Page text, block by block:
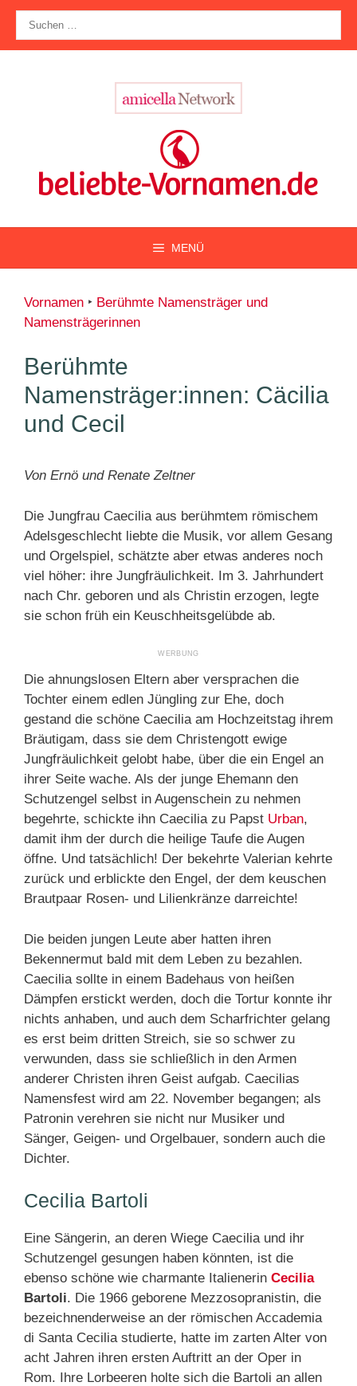
Zum
Inhalt
springen
nach:
MENÜ
Vornamen ‣ Berühmte Namensträger und
Namensträgerinnen
Berühmte
Namensträger:innen: Cäcilia
und Cecil
Von Ernö und Renate Zeltner
Die Jungfrau Caecilia aus berühmtem römischem
Adelsgeschlecht liebte die Musik, vor allem Gesang
und Orgelspiel, schätzte aber etwas anderes noch
viel höher: ihre Jungfräulichkeit. Im 3. Jahrhundert
nach Chr. geboren und als Christin erzogen, legte
sie schon früh ein Keuschheitsgelübde ab.
Die ahnungslosen Eltern aber versprachen die
Tochter einem edlen Jüngling zur Ehe, doch
gestand die schöne Caecilia am Hochzeitstag ihrem
Bräutigam, dass sie dem Christengott ewige
Jungfräulichkeit gelobt habe, über die ein Engel an
ihrer Seite wache. Als der junge Ehemann den
Schutzengel selbst in Augenschein zu nehmen
begehrte, schickte ihn Caecilia zu Papst Urban,
damit ihm der durch die heilige Taufe die Augen
öffne. Und tatsächlich! Der bekehrte Valerian kehrte
zurück und erblickte den Engel, der dem keuschen
Brautpaar Rosen- und Lilienkränze darreichte!
Die beiden jungen Leute aber hatten ihren
Bekennermut bald mit dem Leben zu bezahlen.
Caecilia sollte in einem Badehaus von heißen
Dämpfen erstickt werden, doch die Tortur konnte ihr
nichts anhaben, und auch dem Scharfrichter gelang
es erst beim dritten Streich, sie so schwer zu
verwunden, dass sie schließlich in den Armen
anderer Christen ihren Geist aufgab. Caecilias
Namensfest wird am 22. November begangen; als
Patronin verehren sie nicht nur Musiker und
Sänger, Geigen- und Orgelbauer, sondern auch die
Dichter.
Cecilia Bartoli
Eine Sängerin, an deren Wiege Caecilia und ihr
Schutzengel gesungen haben könnten, ist die
ebenso schöne wie charmante Italienerin Cecilia
Bartoli. Die 1966 geborene Mezzosopranistin, die
bezeichnenderweise an der römischen Accademia
di Santa Cecilia studierte, hatte im zarten Alter von
acht Jahren ihren ersten Auftritt an der Oper in
Rom. Ihre Lorbeeren holte sich die Bartoli an allen